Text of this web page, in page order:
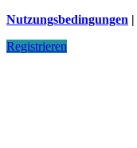
Nutzungsbedingungen |
Registrieren